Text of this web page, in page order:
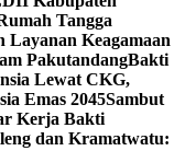
Tangga
Layanan Keagamaan
PakutandangBakti
Lewat CKG,
Emas 2045Sambut
Kerja Bakti
dan Kramatwatu: